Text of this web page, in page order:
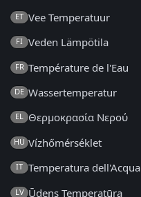
ET Vee Temperatuur
FI Veden Lämpötila
FR Température de l'Eau
DE Wassertemperatur
EL Θερμοκρασία Νερού
HU Vízhőmérséklet
IT Temperatura dell'Acqua
LV Ūdens Temperatūra